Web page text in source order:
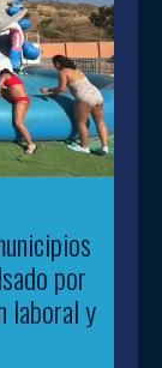
por
laboral y